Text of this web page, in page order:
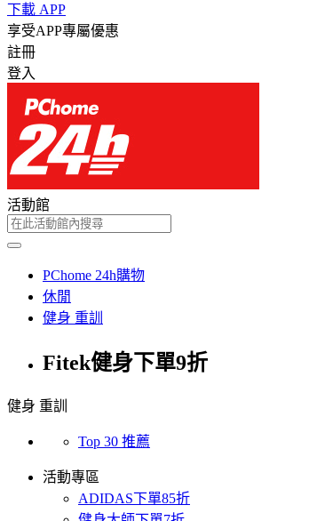
下載 APP
享受APP專屬優惠
註冊
登入
活動館
PChome 24h購物
休閒
健身 重訓
Fitek健身下單9折
健身 重訓
Top 30 推薦
活動專區
ADIDAS下單85折